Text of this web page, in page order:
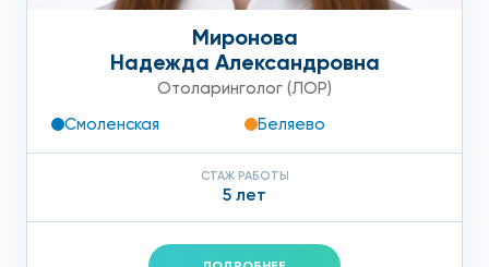
Миронова
Надежда Александровна
Отоларинголог (ЛОР)
Смоленская
Беляево
СТАЖ РАБОТЫ
5 лет